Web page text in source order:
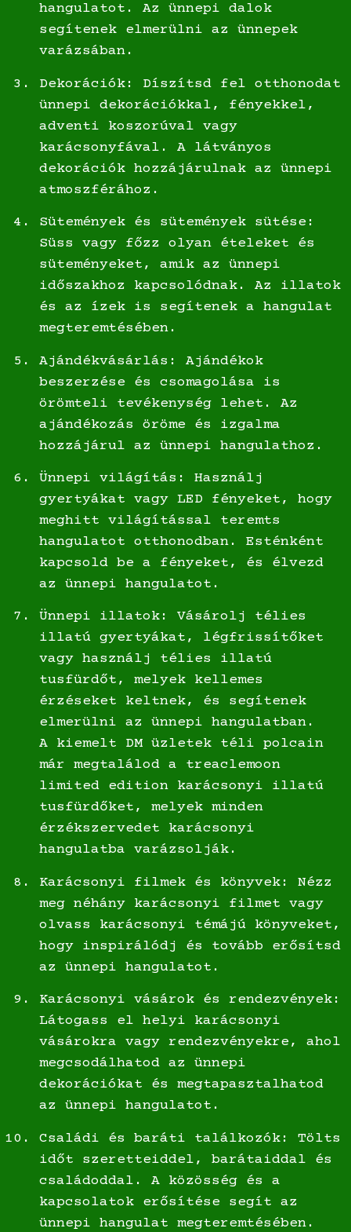
hangulatot. Az ünnepi dalok
segítenek elmerülni az ünnepek
varázsában.
Dekorációk: Díszítsd fel otthonodat
ünnepi dekorációkkal, fényekkel,
adventi koszorúval vagy
karácsonyfával. A látványos
dekorációk hozzájárulnak az ünnepi
atmoszférához.
Sütemények és sütemények sütése:
Süss vagy főzz olyan ételeket és
süteményeket, amik az ünnepi
időszakhoz kapcsolódnak. Az illatok
és az ízek is segítenek a hangulat
megteremtésében.
Ajándékvásárlás: Ajándékok
beszerzése és csomagolása is
örömteli tevékenység lehet. Az
ajándékozás öröme és izgalma
hozzájárul az ünnepi hangulathoz.
Ünnepi világítás: Használj
gyertyákat vagy LED fényeket, hogy
meghitt világítással teremts
hangulatot otthonodban. Esténként
kapcsold be a fényeket, és élvezd
az ünnepi hangulatot.
Ünnepi illatok: Vásárolj télies
illatú gyertyákat, légfrissítőket
vagy használj télies illatú
tusfürdőt, melyek kellemes
érzéseket keltnek, és segítenek
elmerülni az ünnepi hangulatban.
A kiemelt DM üzletek téli polcain
már megtalálod a treaclemoon
limited edition karácsonyi illatú
tusfürdőket, melyek minden
érzékszervedet karácsonyi
hangulatba varázsolják.
Karácsonyi filmek és könyvek: Nézz
meg néhány karácsonyi filmet vagy
olvass karácsonyi témájú könyveket,
hogy inspirálódj és tovább erősítsd
az ünnepi hangulatot.
Karácsonyi vásárok és rendezvények:
Látogass el helyi karácsonyi
vásárokra vagy rendezvényekre, ahol
megcsodálhatod az ünnepi
dekorációkat és megtapasztalhatod
az ünnepi hangulatot.
Családi és baráti találkozók: Tölts
időt szeretteiddel, barátaiddal és
családoddal. A közösség és a
kapcsolatok erősítése segít az
ünnepi hangulat megteremtésében.